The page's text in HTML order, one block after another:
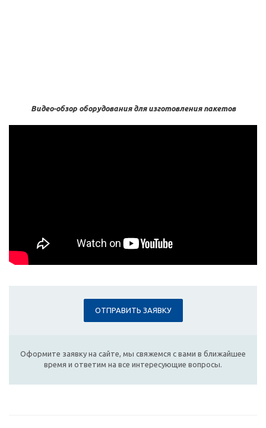
Видео-обзор оборудования для изготовления пакетов
ОТПРАВИТЬ ЗАЯВКУ
Оформите заявку на сайте, мы свяжемся с вами в ближайшее
время и ответим на все интересующие вопросы.